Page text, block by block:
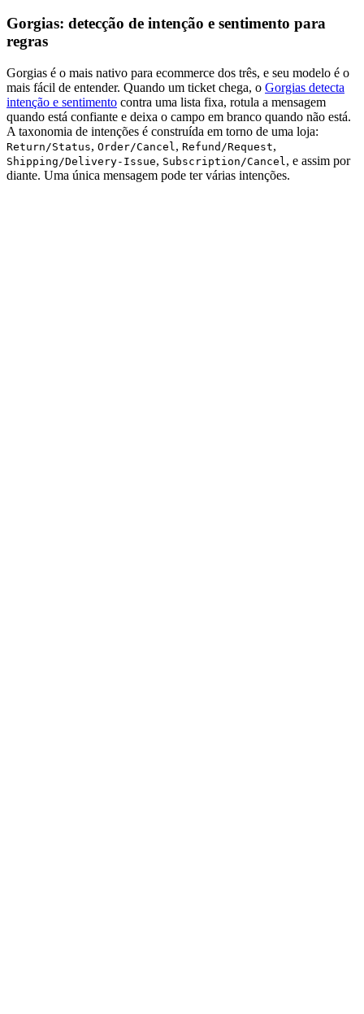
Gorgias: detecção de intenção e sentimento para
regras
Gorgias é o mais nativo para ecommerce dos três, e seu modelo é o
mais fácil de entender. Quando um ticket chega, o Gorgias detecta
intenção e sentimento contra uma lista fixa, rotula a mensagem
quando está confiante e deixa o campo em branco quando não está.
A taxonomia de intenções é construída em torno de uma loja:
Return/Status, Order/Cancel , Refund/Request,
Shipping/Delivery-Issue, Subscription/Cancel , e assim por
diante. Uma única mensagem pode ter várias intenções.